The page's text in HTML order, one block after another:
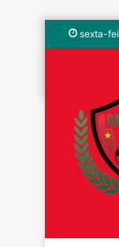
sexta-